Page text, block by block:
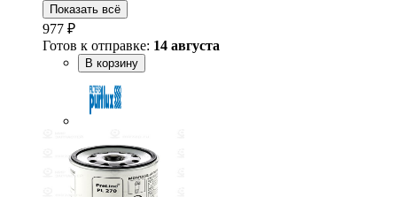
Показать всё
977 ₽
Готов к отправке: 14 августа
В корзину